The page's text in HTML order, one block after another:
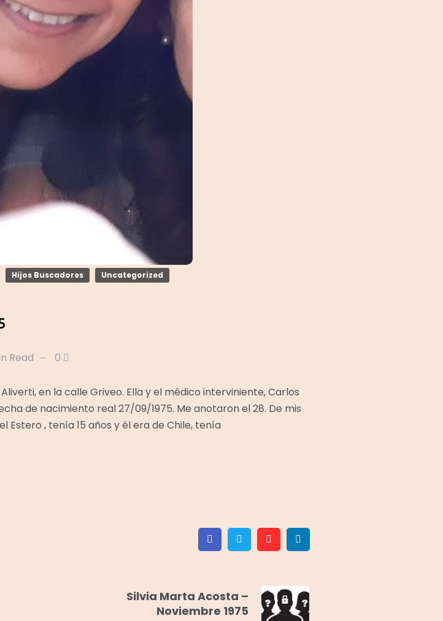
Hijos Buscadores Uncategorized
Read 0
en la calle Griveo. Ella y el médico interviniente, Carlos
de nacimiento real 27/09/1975. Me anotaron el 28. De mis
Estero , tenía 15 años y él era de Chile, tenía
FacebookTwitter Pinterest
Silvia Marta Acosta –
Noviembre 1975